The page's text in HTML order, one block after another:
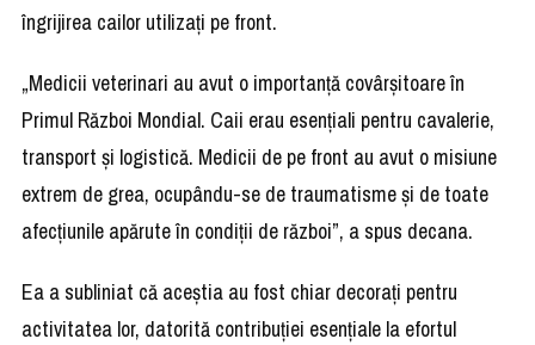
îngrijirea cailor utilizați pe front.
„Medicii veterinari au avut o importanță covârșitoare în
Primul Război Mondial. Caii erau esențiali pentru cavalerie,
transport și logistică. Medicii de pe front au avut o misiune
extrem de grea, ocupându-se de traumatisme și de toate
afecțiunile apărute în condiții de război”, a spus decana.
Ea a subliniat că aceștia au fost chiar decorați pentru
activitatea lor, datorită contribuției esențiale la efortul